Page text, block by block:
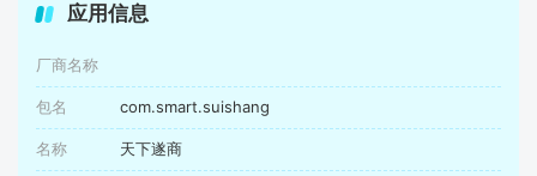
应用信息
厂商名称
包名 com.smart.suishang
名称 天下遂商